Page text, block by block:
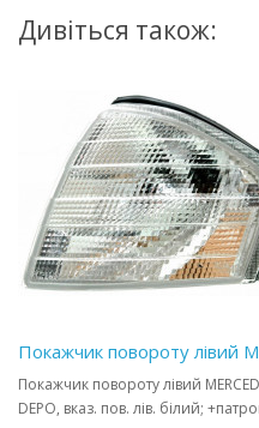
Дивіться також:
Покажчик повороту лівий
Покажчик повороту лівий
DEPO, вказ. пов. лів. білий;